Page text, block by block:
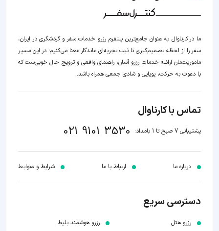
ما در کارناوال به عنوان جامع‌ترین پلتفرم رزرو خدمات سفر و گردشگری در ایران،
سفر را از لحظه‌ تصمیم‌گیری تا ثبت تجربه‌ای ماندگار معنا می‌کنیم؛ در این مسیر‍
ماموریت‌مان اراﺋــﻪ خدمات رزرو آسان، راهنمای واقعی و ترویج حال خوبی‌ست که
با دعوت به حرکت، پویایی و شادی جمعی همراه باشد.
تماس با کارناوال
پشتیبانی 7 صبح تا 1 بامداد: 021 9101 3530
درباره ما ارتباط با ما شرایط و ضوابـط
دسترسی سریع
رزرو هتل
رزرو هوشمند بلیط